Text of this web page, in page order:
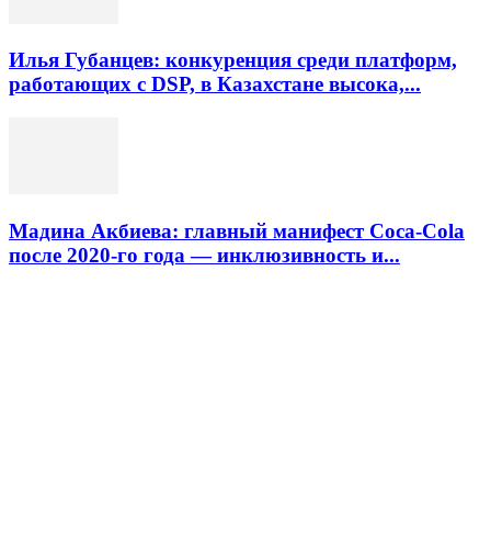
Илья Губанцев: конкуренция среди платформ,
работающих с DSP, в Казахстане высока,...
Мадина Акбиева: главный манифест Coca-Cola
после 2020-го года — инклюзивность и...